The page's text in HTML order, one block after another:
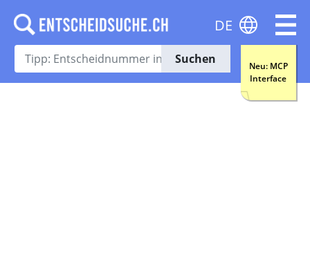
Suchen
Neu: MCP
Interface
DE